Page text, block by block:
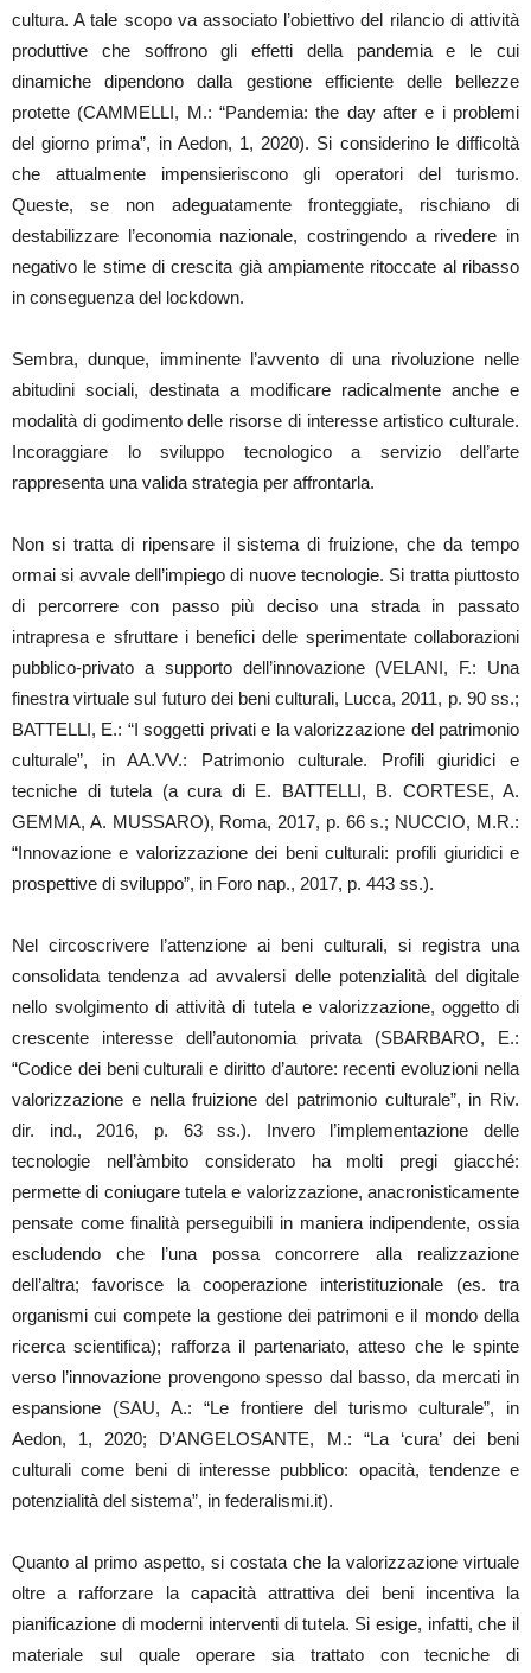
cultura. A tale scopo va associato l’obiettivo del rilancio di attività
produttive che soffrono gli effetti della pandemia e le cui
dinamiche dipendono dalla gestione efficiente delle bellezze
protette (CAMMELLI, M.: “Pandemia: the day after e i problemi
del giorno prima”, in Aedon, 1, 2020). Si considerino le difficoltà
che attualmente impensieriscono gli operatori del turismo.
Queste, se non adeguatamente fronteggiate, rischiano di
destabilizzare l’economia nazionale, costringendo a rivedere in
negativo le stime di crescita già ampiamente ritoccate al ribasso
in conseguenza del lockdown.
Sembra, dunque, imminente l’avvento di una rivoluzione nelle
abitudini sociali, destinata a modificare radicalmente anche e
modalità di godimento delle risorse di interesse artistico culturale.
Incoraggiare lo sviluppo tecnologico a servizio dell’arte
rappresenta una valida strategia per affrontarla.
Non si tratta di ripensare il sistema di fruizione, che da tempo
ormai si avvale dell’impiego di nuove tecnologie. Si tratta piuttosto
di percorrere con passo più deciso una strada in passato
intrapresa e sfruttare i benefici delle sperimentate collaborazioni
pubblico-privato a supporto dell’innovazione (VELANI, F.: Una
finestra virtuale sul futuro dei beni culturali, Lucca, 2011, p. 90 ss.;
BATTELLI, E.: “I soggetti privati e la valorizzazione del patrimonio
culturale”, in AA.VV.: Patrimonio culturale. Profili giuridici e
tecniche di tutela (a cura di E. BATTELLI, B. CORTESE, A.
GEMMA, A. MUSSARO), Roma, 2017, p. 66 s.; NUCCIO, M.R.:
“Innovazione e valorizzazione dei beni culturali: profili giuridici e
prospettive di sviluppo”, in Foro nap., 2017, p. 443 ss.).
Nel circoscrivere l’attenzione ai beni culturali, si registra una
consolidata tendenza ad avvalersi delle potenzialità del digitale
nello svolgimento di attività di tutela e valorizzazione, oggetto di
crescente interesse dell’autonomia privata (SBARBARO, E.:
“Codice dei beni culturali e diritto d’autore: recenti evoluzioni nella
valorizzazione e nella fruizione del patrimonio culturale”, in Riv.
dir. ind., 2016, p. 63 ss.). Invero l’implementazione delle
tecnologie nell’àmbito considerato ha molti pregi giacché:
permette di coniugare tutela e valorizzazione, anacronisticamente
pensate come finalità perseguibili in maniera indipendente, ossia
escludendo che l’una possa concorrere alla realizzazione
dell’altra; favorisce la cooperazione interistituzionale (es. tra
organismi cui compete la gestione dei patrimoni e il mondo della
ricerca scientifica); rafforza il partenariato, atteso che le spinte
verso l’innovazione provengono spesso dal basso, da mercati in
espansione (SAU, A.: “Le frontiere del turismo culturale”, in
Aedon, 1, 2020; D’ANGELOSANTE, M.: “La ‘cura’ dei beni
culturali come beni di interesse pubblico: opacità, tendenze e
potenzialità del sistema”, in federalismi.it).
Quanto al primo aspetto, si costata che la valorizzazione virtuale
oltre a rafforzare la capacità attrattiva dei beni incentiva la
pianificazione di moderni interventi di tutela. Si esige, infatti, che il
materiale sul quale operare sia trattato con tecniche di